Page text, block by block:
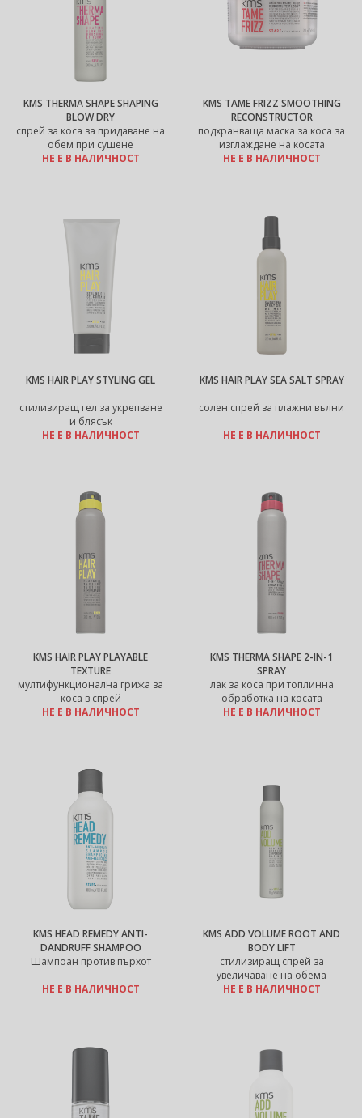
KMS THERMA SHAPE SHAPING
BLOW DRY
спрей за коса за придаване на
обем при сушене
НЕ Е В НАЛИЧНОСТ
KMS TAME FRIZZ SMOOTHING
RECONSTRUCTOR
подхранваща маска за коса за
изглаждане на косата
НЕ Е В НАЛИЧНОСТ
KMS HAIR PLAY STYLING GEL
стилизиращ гел за укрепване
и блясък
НЕ Е В НАЛИЧНОСТ
KMS HAIR PLAY SEA SALT SPRAY
солен спрей за плажни вълни
НЕ Е В НАЛИЧНОСТ
KMS HAIR PLAY PLAYABLE
TEXTURE
мултифункционална грижа за
коса в спрей
НЕ Е В НАЛИЧНОСТ
KMS THERMA SHAPE 2-IN-1
SPRAY
лак за коса при топлинна
обработка на косата
НЕ Е В НАЛИЧНОСТ
KMS HEAD REMEDY ANTI-
DANDRUFF SHAMPOO
Шампоан против пърхот
НЕ Е В НАЛИЧНОСТ
KMS ADD VOLUME ROOT AND
BODY LIFT
стилизиращ спрей за
увеличаване на обема
НЕ Е В НАЛИЧНОСТ